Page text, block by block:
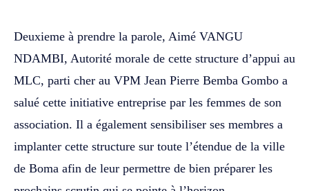
‎Deuxieme à prendre la parole, Aimé VANGU
NDAMBI, Autorité morale de cette structure d’appui au
MLC, parti cher au VPM Jean Pierre Bemba Gombo a
salué cette initiative entreprise par les femmes de son
association. Il a également sensibiliser ses membres a
implanter cette structure sur toute l’étendue de la ville
de Boma afin de leur permettre de bien préparer les